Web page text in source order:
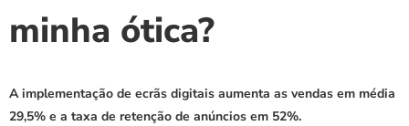
minha ótica?
A implementação de ecrãs digitais aumenta as vendas em média
29,5% e a taxa de retenção de anúncios em 52%.